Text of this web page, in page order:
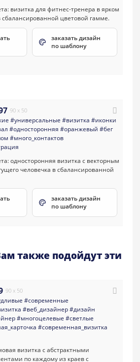
заказать дизайн
по шаблону
90 x 50
#универсальные #визитка #иконки
#односторонняя #оранжевый #бег
#много_контактов
заказать дизайн
по шаблону
также подойдут эти
90 x 50
#современные
#веб_дизайнер#дизайн
#многоцелевые #светлые
#современная_визитка